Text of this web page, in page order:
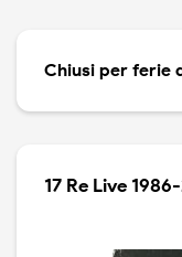
Chiusi per ferie
17 Re Live